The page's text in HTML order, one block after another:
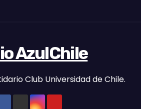
AzulChile
Club Universidad de Chile.